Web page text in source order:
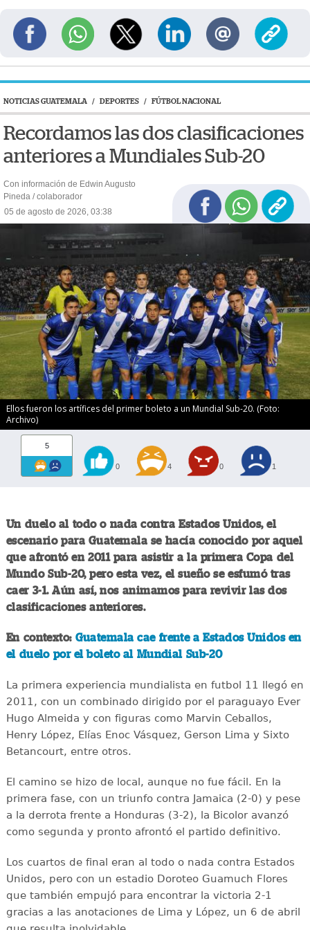
NOTICIAS GUATEMALA / DEPORTES / FÚTBOL NACIONAL
Recordamos las dos clasificaciones
anteriores a Mundiales Sub-20
Con información de Edwin Augusto
Pineda / colaborador
05 de agosto de 2026, 03:38
Ellos fueron los artífices del primer boleto a un Mundial Sub-20. (Foto:
Archivo)
5
0 4 0 1
Un duelo al todo o nada contra Estados Unidos, el
escenario para Guatemala se hacía conocido por aquel
que afrontó en 2011 para asistir a la primera Copa del
Mundo Sub-20, pero esta vez, el sueño se esfumó tras
caer 3-1. Aún así, nos animamos para revivir las dos
clasificaciones anteriores.
En contexto: Guatemala cae frente a Estados Unidos en
el duelo por el boleto al Mundial Sub-20
La primera experiencia mundialista en futbol 11 llegó en
2011, con un combinado dirigido por el paraguayo Ever
Hugo Almeida y con figuras como Marvin Ceballos,
Henry López, Elías Enoc Vásquez, Gerson Lima y Sixto
Betancourt, entre otros.
El camino se hizo de local, aunque no fue fácil. En la
primera fase, con un triunfo contra Jamaica (2-0) y pese
a la derrota frente a Honduras (3-2), la Bicolor avanzó
como segunda y pronto afrontó el partido definitivo.
Los cuartos de final eran al todo o nada contra Estados
Unidos, pero con un estadio Doroteo Guamuch Flores
que también empujó para encontrar la victoria 2-1
gracias a las anotaciones de Lima y López, un 6 de abril